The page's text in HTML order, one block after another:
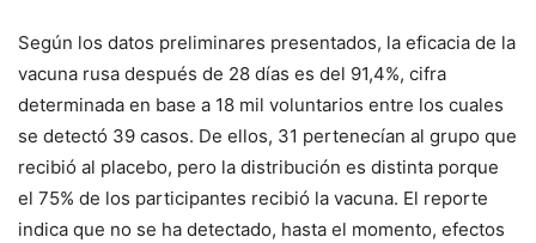
Según los datos preliminares presentados, la eficacia de la
vacuna rusa después de 28 días es del 91,4%, cifra
determinada en base a 18 mil voluntarios entre los cuales
se detectó 39 casos. De ellos, 31 pertenecían al grupo que
recibió al placebo, pero la distribución es distinta porque
el 75% de los participantes recibió la vacuna. El reporte
indica que no se ha detectado, hasta el momento, efectos